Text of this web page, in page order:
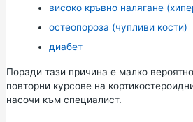
високо кръвно налягане
остеопороза (чупливи кости)
диабет
Поради тази причина е малко
повторни курсове на
насочи към специалист.